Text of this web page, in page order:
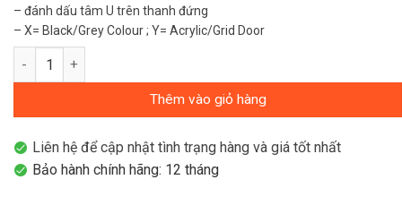
– đánh dấu tâm U trên thanh đứng
– X= Black/Grey Colour ; Y= Acrylic/Grid Door
19" AMPC Networks Cabinet 27U AMPC-27800-X-Y số lượng
Thêm vào giỏ hàng
Liên hệ để cập nhật tình trạng hàng và giá tốt nhất
Bảo hành chính hãng: 12 tháng